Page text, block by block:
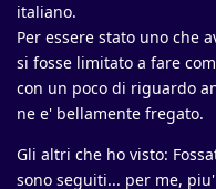
italiano.
Per essere stato uno che
si fosse limitato a fare
con un poco di riguardo
ne e' bellamente fregato.
Gli altri che ho visto:
sono seguiti... per me,